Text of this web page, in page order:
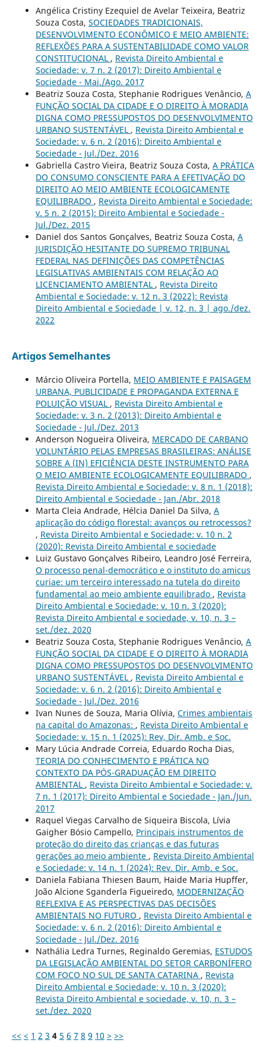
Angélica Cristiny Ezequiel de Avelar Teixeira, Beatriz
Souza Costa, SOCIEDADES TRADICIONAIS,
DESENVOLVIMENTO ECONÔMICO E MEIO AMBIENTE:
REFLEXÕES PARA A SUSTENTABILIDADE COMO VALOR
CONSTITUCIONAL , Revista Direito Ambiental e
Sociedade: v. 7 n. 2 (2017): Direito Ambiental e
Sociedade - Mai./Ago. 2017
Beatriz Souza Costa, Stephanie Rodrigues Venâncio, A
FUNÇÃO SOCIAL DA CIDADE E O DIREITO À MORADIA
DIGNA COMO PRESSUPOSTOS DO DESENVOLVIMENTO
URBANO SUSTENTÁVEL , Revista Direito Ambiental e
Sociedade: v. 6 n. 2 (2016): Direito Ambiental e
Sociedade - Jul./Dez. 2016
Gabriella Castro Vieira, Beatriz Souza Costa, A PRÁTICA
DO CONSUMO CONSCIENTE PARA A EFETIVAÇÃO DO
DIREITO AO MEIO AMBIENTE ECOLOGICAMENTE
EQUILIBRADO , Revista Direito Ambiental e Sociedade:
v. 5 n. 2 (2015): Direito Ambiental e Sociedade -
Jul./Dez. 2015
Daniel dos Santos Gonçalves, Beatriz Souza Costa, A
JURISDIÇÃO HESITANTE DO SUPREMO TRIBUNAL
FEDERAL NAS DEFINIÇÕES DAS COMPETÊNCIAS
LEGISLATIVAS AMBIENTAIS COM RELAÇÃO AO
LICENCIAMENTO AMBIENTAL , Revista Direito
Ambiental e Sociedade: v. 12 n. 3 (2022): Revista
Direito Ambiental e Sociedade | v. 12, n. 3 | ago./dez.
2022
Artigos Semelhantes
Márcio Oliveira Portella, MEIO AMBIENTE E PAISAGEM
URBANA, PUBLICIDADE E PROPAGANDA EXTERNA E
POLUIÇÃO VISUAL , Revista Direito Ambiental e
Sociedade: v. 3 n. 2 (2013): Direito Ambiental e
Sociedade - Jul./Dez. 2013
Anderson Nogueira Oliveira, MERCADO DE CARBANO
VOLUNTÁRIO PELAS EMPRESAS BRASILEIRAS: ANÁLISE
SOBRE A (IN) EFICIÊNCIA DESTE INSTRUMENTO PARA
O MEIO AMBIENTE ECOLOGICAMENTE EQUILIBRADO ,
Revista Direito Ambiental e Sociedade: v. 8 n. 1 (2018):
Direito Ambiental e Sociedade - Jan./Abr. 2018
Marta Cleia Andrade, Hélcia Daniel Da Silva, A
aplicação do código florestal: avanços ou retrocessos?
, Revista Direito Ambiental e Sociedade: v. 10 n. 2
(2020): Revista Direito Ambiental e sociedade
Luiz Gustavo Gonçalves Ribeiro, Leandro José Ferreira,
O processo penal-democrático e o instituto do amicus
curiae: um terceiro interessado na tutela do direito
fundamental ao meio ambiente equilibrado , Revista
Direito Ambiental e Sociedade: v. 10 n. 3 (2020):
Revista Direito Ambiental e sociedade, v. 10, n. 3 –
set./dez. 2020
Beatriz Souza Costa, Stephanie Rodrigues Venâncio, A
FUNÇÃO SOCIAL DA CIDADE E O DIREITO À MORADIA
DIGNA COMO PRESSUPOSTOS DO DESENVOLVIMENTO
URBANO SUSTENTÁVEL , Revista Direito Ambiental e
Sociedade: v. 6 n. 2 (2016): Direito Ambiental e
Sociedade - Jul./Dez. 2016
Ivan Nunes de Souza, Maria Olívia, Crimes ambientais
na capital do Amazonas: , Revista Direito Ambiental e
Sociedade: v. 15 n. 1 (2025): Rev, Dir. Amb. e Soc.
Mary Lúcia Andrade Correia, Eduardo Rocha Dias,
TEORIA DO CONHECIMENTO E PRÁTICA NO
CONTEXTO DA PÓS-GRADUAÇÃO EM DIREITO
AMBIENTAL , Revista Direito Ambiental e Sociedade: v.
7 n. 1 (2017): Direito Ambiental e Sociedade - Jan./Jun.
2017
Raquel Viegas Carvalho de Siqueira Biscola, Lívia
Gaigher Bósio Campello, Principais instrumentos de
proteção do direito das crianças e das futuras
gerações ao meio ambiente , Revista Direito Ambiental
e Sociedade: v. 14 n. 1 (2024): Rev. Dir. Amb. e Soc.
Daniela Fabiana Thiesen Baum, Haide Maria Hupffer,
João Alcione Sganderla Figueiredo, MODERNIZAÇÃO
REFLEXIVA E AS PERSPECTIVAS DAS DECISÕES
AMBIENTAIS NO FUTURO , Revista Direito Ambiental e
Sociedade: v. 6 n. 2 (2016): Direito Ambiental e
Sociedade - Jul./Dez. 2016
Nathália Ledra Turnes, Reginaldo Geremias, ESTUDOS
DA LEGISLAÇÃO AMBIENTAL DO SETOR CARBONÍFERO
COM FOCO NO SUL DE SANTA CATARINA , Revista
Direito Ambiental e Sociedade: v. 10 n. 3 (2020):
Revista Direito Ambiental e sociedade, v. 10, n. 3 –
set./dez. 2020
<< < 1 2 3 4 5 6 7 8 9 10 > >>